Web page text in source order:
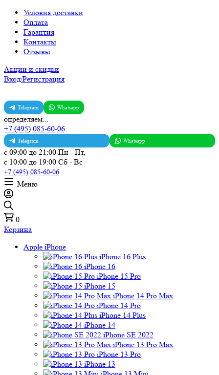
Условия доставки
Оплата
Гарантия
Контакты
Отзывы
Акции и скидки
Вход/Регистрация
Telegram Whatsapp
определяем...
+7 (495) 085-60-06
Telegram Whatsapp
с 09:00 до 21:00 Пн - Пт,
с 10:00 до 19:00 Сб - Вс
+7 (495) 085-60-06
Меню
0
Корзина
Apple iPhone
iPhone 16 Plus
iPhone 16
iPhone 15 Pro
iPhone 15
iPhone 14 Pro Max
iPhone 14 Pro
iPhone 14 Plus
iPhone 14
iPhone SE 2022
iPhone 13 Pro Max
iPhone 13 Pro
iPhone 13